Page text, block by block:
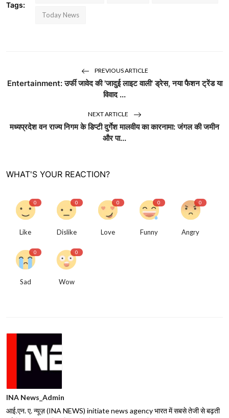
Tags:
Today News
PREVIOUS ARTICLE
Entertainment: उर्फी जावेद की 'जादुई लाइट वाली' ड्रेस, नया फैशन ट्रेंड या
विवाद ...
NEXT ARTICLE
मध्यप्रदेश वन राज्य निगम के डिप्टी दुर्गेश मालवीय का कारनामा: जंगल की जमीन
और पा...
WHAT'S YOUR REACTION?
0
Like
0
Dislike
0
Love
0
Funny
0
Angry
0
Sad
0
Wow
INA News_Admin
आई.एन. ए. न्यूज़ (INA NEWS) initiate news agency भारत में सबसे तेजी से बढ़ती